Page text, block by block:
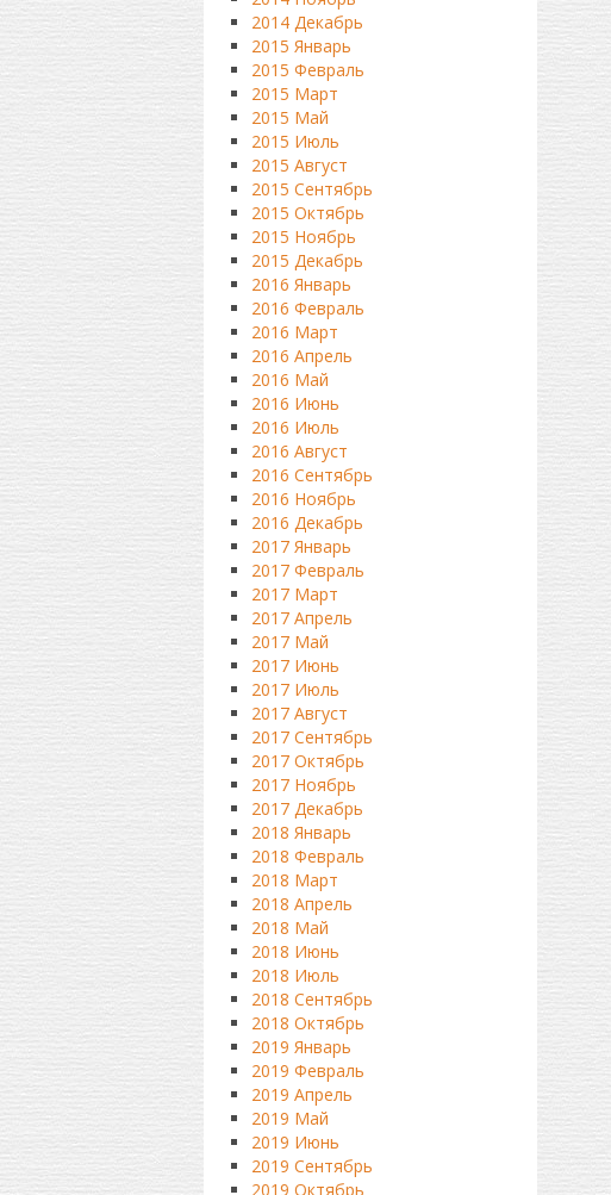
2014 Декабрь
2015 Январь
2015 Февраль
2015 Март
2015 Май
2015 Июль
2015 Август
2015 Сентябрь
2015 Октябрь
2015 Ноябрь
2015 Декабрь
2016 Январь
2016 Февраль
2016 Март
2016 Апрель
2016 Май
2016 Июнь
2016 Июль
2016 Август
2016 Сентябрь
2016 Ноябрь
2016 Декабрь
2017 Январь
2017 Февраль
2017 Март
2017 Апрель
2017 Май
2017 Июнь
2017 Июль
2017 Август
2017 Сентябрь
2017 Октябрь
2017 Ноябрь
2017 Декабрь
2018 Январь
2018 Февраль
2018 Март
2018 Апрель
2018 Май
2018 Июнь
2018 Июль
2018 Сентябрь
2018 Октябрь
2019 Январь
2019 Февраль
2019 Апрель
2019 Май
2019 Июнь
2019 Сентябрь
2019 Октябрь